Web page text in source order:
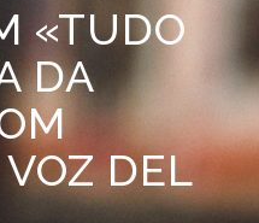
«TUDO
DA
DEL